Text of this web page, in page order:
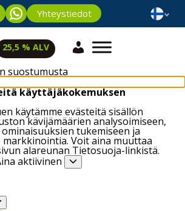
suostumusta
käyttäjäkokemuksen
käytämme evästeitä sisällön
kävijämäärien analysoimiseen,
tukemiseen ja
Voit aina muuttaa
alareunan Tietosuoja-linkistä.
aktiivinen
Yhteystiedot
25,5 % ALV